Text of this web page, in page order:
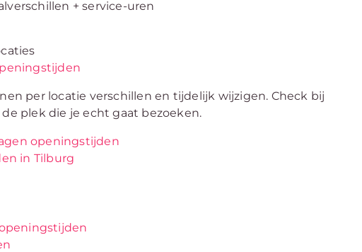
+ service-uren
per locatie verschillen en tijdelijk wijzigen. Check bij
plek die je echt gaat bezoeken.
openingstijden
in Tilburg